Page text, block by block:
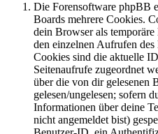
Die Forensoftware phpBB
Boards mehrere Cookies.
dein Browser als
den einzelnen Aufrufen
Cookies sind die aktuelle
Seitenaufrufe zugeordnet
über die von dir gelesenen
gelesen/ungelesen; sofern
Informationen über deine
nicht angemeldet bist)